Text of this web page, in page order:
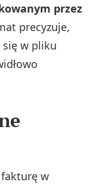
przez
precyzuje,
się w pliku
w